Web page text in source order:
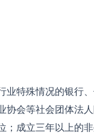
业特殊情况的银行
会等社会团体法人
；成立三年以上的